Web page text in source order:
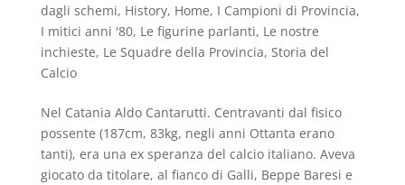
dagli schemi, History, Home, I Campioni di Provincia,
I mitici anni '80, Le figurine parlanti, Le nostre
inchieste, Le Squadre della Provincia, Storia del
Calcio
Nel Catania Aldo Cantarutti. Centravanti dal fisico
possente (187cm, 83kg, negli anni Ottanta erano
tanti), era una ex speranza del calcio italiano. Aveva
giocato da titolare, al fianco di Galli, Beppe Baresi e